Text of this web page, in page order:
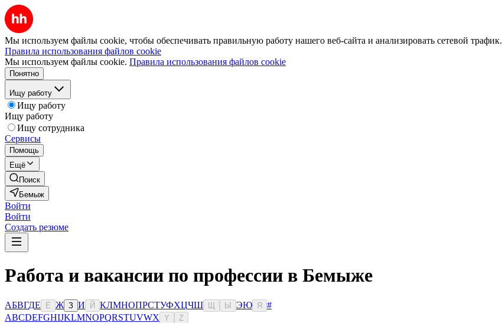
Мы используем файлы cookie, чтобы обеспечивать правильную работу нашего веб-сайта и анализировать сетевой трафик.
Правила использования файлов cookie
Мы используем файлы cookie. Правила использования файлов cookie
Понятно
Ищу работу
Ищу работу
Ищу работу
Ищу сотрудника
Сервисы
Помощь
Ещё
Поиск
Бемыж
Войти
Войти
Создать резюме
Работа и вакансии по профессии в Бемыже
АБВГДЕ Ё Ж З И Й КЛМНОПРСТУФХЦЧШ Ы ЭЮ Я
#
ABCDEFGHIJKLMNOPQRSTUVWX Y Z